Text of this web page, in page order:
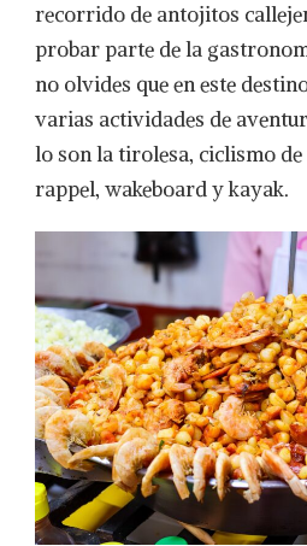
recorrido de antojitos
probar parte de la
no olvides que en este
varias actividades de
lo son la tirolesa, ciclismo
rappel, wakeboard y kayak.